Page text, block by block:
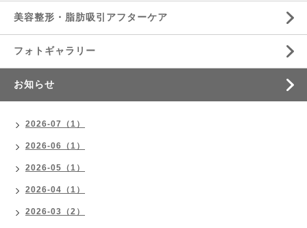
美容整形・脂肪吸引アフターケア
フォトギャラリー
お知らせ
2026-07（1）
2026-06（1）
2026-05（1）
2026-04（1）
2026-03（2）